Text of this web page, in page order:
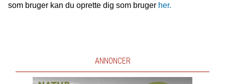
som bruger kan du oprette dig som bruger her.
ANNONCER